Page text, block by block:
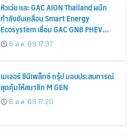
หัวเว่ย และ GAC AION Thailand ผนึก
กำลังขับเคลื่อน Smart Energy
Ecosystem เชื่อม GAC GN8 PHEV
รถยนต์ MPV ระดับพรีเมียม เข้ากับ
พลังงานแสงอาทิตย์ภายในบ้าน
6 ส.ค. 69 17:37
เมเจอร์ ซีนีเพล็กซ์ กรุ้ป มอบประสบการณ์
สุดคุ้มให้สมาชิก M GEN
6 ส.ค. 69 17:20